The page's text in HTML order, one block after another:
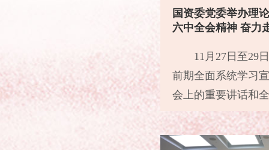
国资委党委举办理
六中全会精神 奋力
11月27日至29
前期全面系统学习
会上的重要讲话和